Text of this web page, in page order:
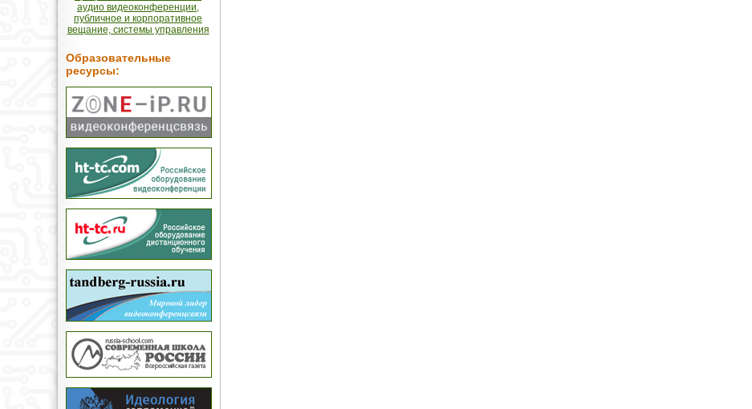
аудио видеоконференции,
публичное и корпоративное
вещание, системы управления
Образовательные
ресурсы: